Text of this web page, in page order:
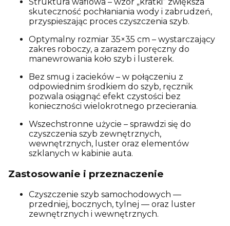
skuteczność pochłaniania wody i zabrudzeń,
przyspieszając proces czyszczenia szyb.
Optymalny rozmiar 35×35 cm – wystarczający
zakres roboczy, a zarazem poręczny do
manewrowania koło szyb i lusterek.
Bez smug i zacieków – w połączeniu z
odpowiednim środkiem do szyb, ręcznik
pozwala osiągnąć efekt czystości bez
konieczności wielokrotnego przecierania.
Wszechstronne użycie – sprawdzi się do
czyszczenia szyb zewnętrznych,
wewnętrznych, luster oraz elementów
szklanych w kabinie auta.
Zastosowanie i przeznaczenie
Czyszczenie szyb samochodowych —
przedniej, bocznych, tylnej — oraz luster
zewnętrznych i wewnętrznych.